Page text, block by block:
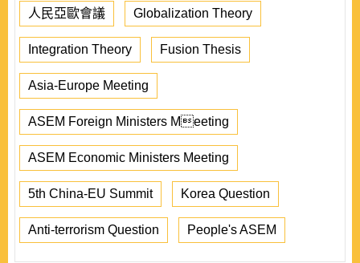
人民亞歐會議 Globalization Theory
Integration Theory Fusion Thesis
Asia-Europe Meeting
ASEM Foreign Ministers Meeting
ASEM Economic Ministers Meeting
5th China-EU Summit Korea Question
Anti-terrorism Question People's ASEM